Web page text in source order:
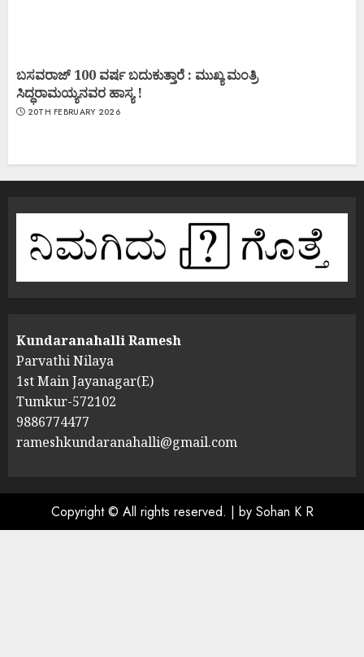
ಬಸವರಾಜ್ 100 ವರ್ಷ ಬದುಕುತ್ತಾರೆ : ಮುಖ್ಯ ಮಂತ್ರಿ
ಸಿದ್ಧರಾಮಯ್ಯನವರ ಹಾಸ್ಯ !
20TH FEBRUARY 2026
Kundaranahalli Ramesh
Parvathi Nilaya
1st Main Jayanagar(E)
Tumkur-572102
9886774477
rameshkundaranahalli@gmail.com
Copyright © All rights reserved. | by Sohan K R